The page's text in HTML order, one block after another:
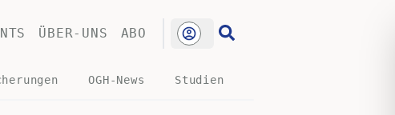
ÜBER-UNS ABO
OGH-News Studien